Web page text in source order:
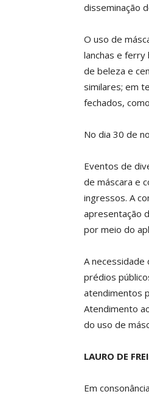
disseminação
O uso de
lanchas e
de beleza e
similares; em
fechados,
No dia 30 de
Eventos de
de máscara e
ingressos. A
apresentação
por meio do
A necessidade
prédios
atendimentos
Atendimento
do uso de
LAURO DE
Em